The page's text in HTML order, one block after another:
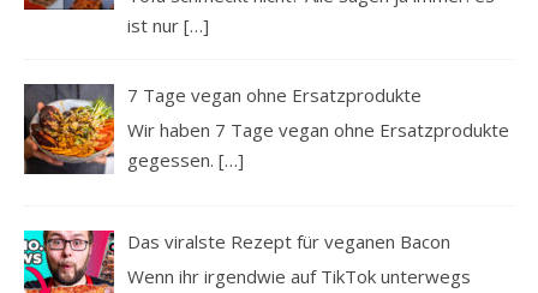
ist nur[…]
7 Tage vegan ohne Ersatzprodukte
Wir haben 7 Tage vegan ohne Ersatzprodukte
gegessen.[…]
Das viralste Rezept für veganen Bacon
Wenn ihr irgendwie auf TikTok unterwegs